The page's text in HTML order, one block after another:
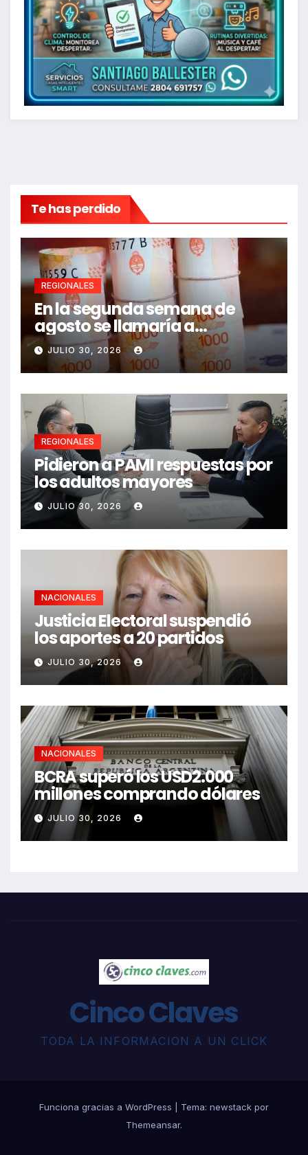
Te has perdido
REGIONALES
En la segunda semana de
agosto se llamaría a
paritarias
JULIO 30, 2026
REGIONALES
Pidieron a PAMI respuestas por
los adultos mayores
JULIO 30, 2026
NACIONALES
Justicia Electoral suspendió
los aportes a 20 partidos
JULIO 30, 2026
NACIONALES
BCRA superó los USD2.000
millones comprando dólares
JULIO 30, 2026
Cinco Claves
TODA LA INFORMACION A UN CLICK
Funciona gracias a WordPress
Tema: newstack por
Themeansar.